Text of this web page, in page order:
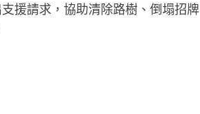
援請求，協助清除路樹、倒塌招牌